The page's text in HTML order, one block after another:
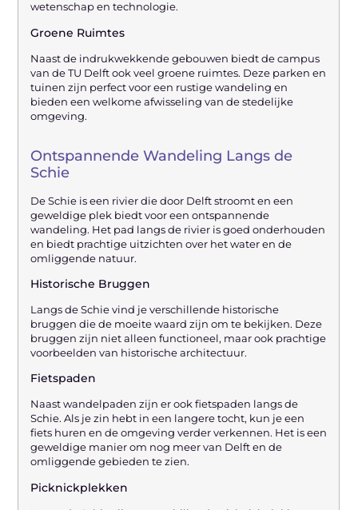
wetenschap en technologie.
Groene Ruimtes
Naast de indrukwekkende gebouwen biedt de campus
van de TU Delft ook veel groene ruimtes. Deze parken en
tuinen zijn perfect voor een rustige wandeling en
bieden een welkome afwisseling van de stedelijke
omgeving.
Ontspannende Wandeling Langs de
Schie
De Schie is een rivier die door Delft stroomt en een
geweldige plek biedt voor een ontspannende
wandeling. Het pad langs de rivier is goed onderhouden
en biedt prachtige uitzichten over het water en de
omliggende natuur.
Historische Bruggen
Langs de Schie vind je verschillende historische
bruggen die de moeite waard zijn om te bekijken. Deze
bruggen zijn niet alleen functioneel, maar ook prachtige
voorbeelden van historische architectuur.
Fietspaden
Naast wandelpaden zijn er ook fietspaden langs de
Schie. Als je zin hebt in een langere tocht, kun je een
fiets huren en de omgeving verder verkennen. Het is een
geweldige manier om nog meer van Delft en de
omliggende gebieden te zien.
Picknickplekken